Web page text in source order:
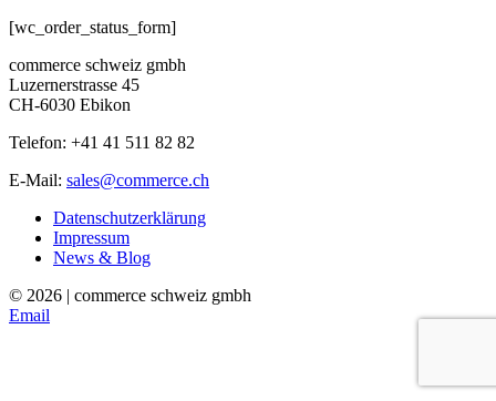
[wc_order_status_form]
commerce schweiz gmbh
Luzernerstrasse 45
CH-6030 Ebikon
Telefon: +41 41 511 82 82
E-Mail: sales@commerce.ch
Datenschutzerklärung
Impressum
News & Blog
© 2026 | commerce schweiz gmbh
Email